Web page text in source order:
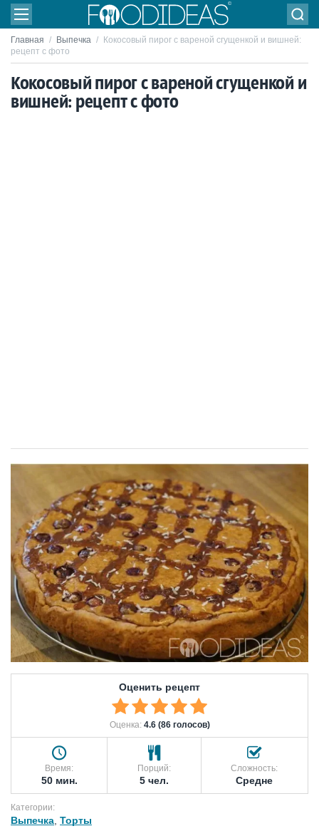
Главная / Выпечка /
Кокосовый пирог с вареной сгущенкой и вишней:
рецепт с фото
Кокосовый пирог с вареной сгущенкой и
вишней: рецепт с фото
Оценить рецепт
Оценка: 4.6 (86 голосов)
Время:
50 мин.
Порций:
5 чел.
Сложность:
Средне
Категории:
Выпечка Торты